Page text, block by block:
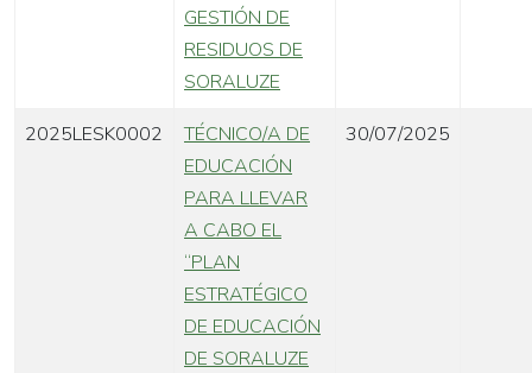
GESTIÓN DE
RESIDUOS DE
SORALUZE
2025LESK0002
TÉCNICO/A DE
EDUCACIÓN
PARA LLEVAR
A CABO EL
“PLAN
ESTRATÉGICO
DE EDUCACIÓN
DE SORALUZE
30/07/2025